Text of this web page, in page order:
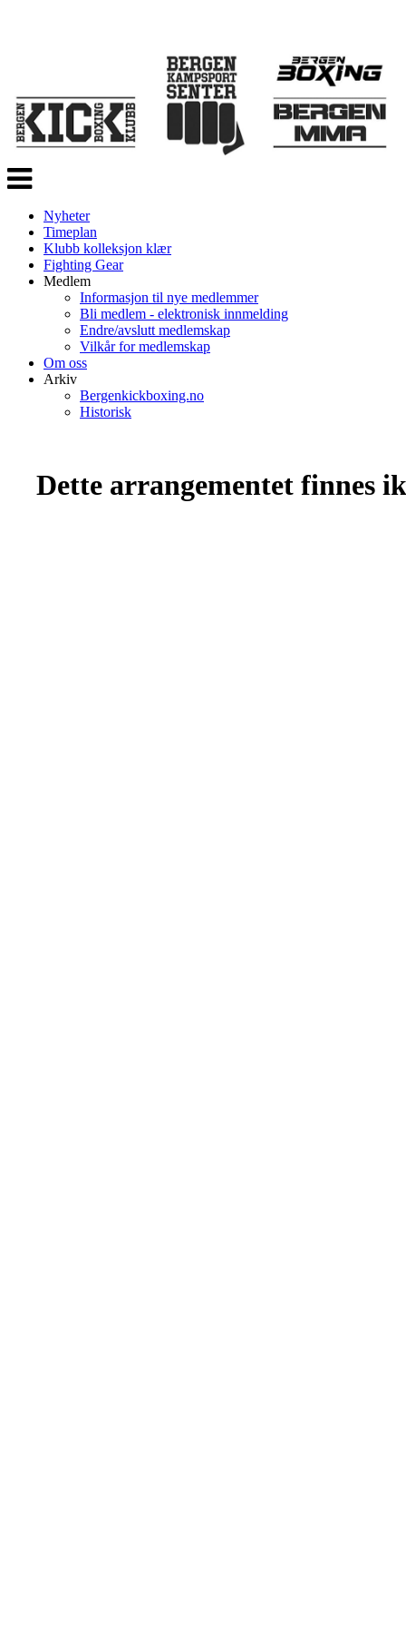
Veksle
navigasjon
Nyheter
Timeplan
Klubb kolleksjon klær
Fighting Gear
Medlem
Informasjon til nye medlemmer
Bli medlem - elektronisk innmelding
Endre/avslutt medlemskap
Vilkår for medlemskap
Om oss
Arkiv
Bergenkickboxing.no
Historisk
Dette arrangementet finnes